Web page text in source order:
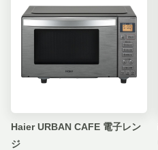
Haier URBAN CAFE 電子レン
ジ